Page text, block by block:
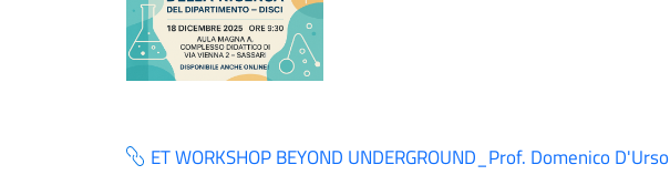
ET WORKSHOP BEYOND UNDERGROUND_Prof. Domenico D'Urso